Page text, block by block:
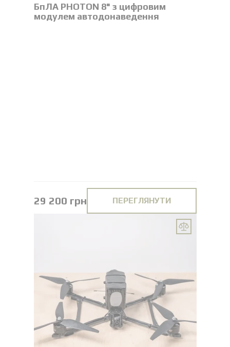
БпЛА PHOTON 8" з цифровим
модулем автодонаведення
29 200 грн ПЕРЕГЛЯНУТИ